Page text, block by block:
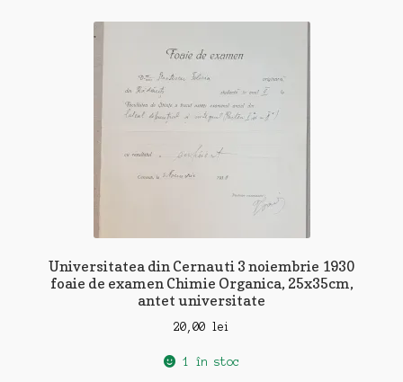
Universitatea din Cernauti 3 noiembrie 1930
foaie de examen Chimie Organica, 25x35cm,
antet universitate
20,00 lei
1 în stoc